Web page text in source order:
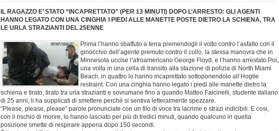
IL RAGAZZO E’ STATO “INCAPRETTATO” (PER 13 MINUTI) DOPO L’ARRESTO: GLI AGENTI
HANNO LEGATO CON UNA CINGHIA I PIEDI ALLE MANETTE POSTE DIETRO LA SCHIENA, TRA
LE URLA STRAZIANTI DEL 25ENNE
Prima l’hanno sbattuto a terra premendogli il volto contro l’asfalto con il
ginocchio dell’agente premuto contro il collo, la stessa manovra che in
Minnesota uccise l’afroamericano George Floyd, e l’hanno arrestato.Poi,
una volta in una cella di transito alla stazione di polizia di North Miami
Beach, in quattro lo hanno incaprettato sottoponendolo all’Hogtie
restraint. Con una cinghia hanno legato i piedi alle manette dietro la
schiena e tirato, tirato tra urla strazianti e sovrumane fino a quando Matteo Falcinelli, studente italiano
di 25 anni, li ha supplicati di smettere perché si sentiva letteralmente spezzare.
“Please, please, please” parole pronunciate con un filo di voce tra lacrime e strazi indicibili. E cosi,
con il rischio di morire, lo hanno lasciato per più di tredici minuti, quando qualcuno in quella
posizione smette di respirare appena dopo 150 secondi.